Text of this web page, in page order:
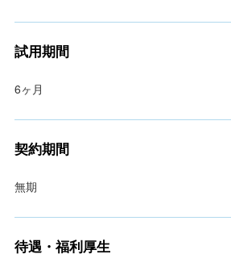
試用期間
6ヶ月
契約期間
無期
待遇・福利厚生